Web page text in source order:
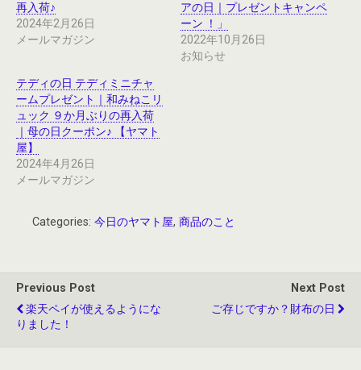
再入荷♪
2024年2月26日
メールマガジン
アの日｜プレゼントキャンペ
ーン ！」
2022年10月26日
お知らせ
テディの日 テディミニチャ
ームプレゼント｜和みねこリ
ュック ９か月ぶりの再入荷
｜母の日クーポン♪ 【ヤマト
屋】
2024年4月26日
メールマガジン
Categories: 今日のヤマト屋, 商品のこと
Previous Post
楽天ペイが使えるようにな
りました！
Next Post
ご存じですか？財布の日